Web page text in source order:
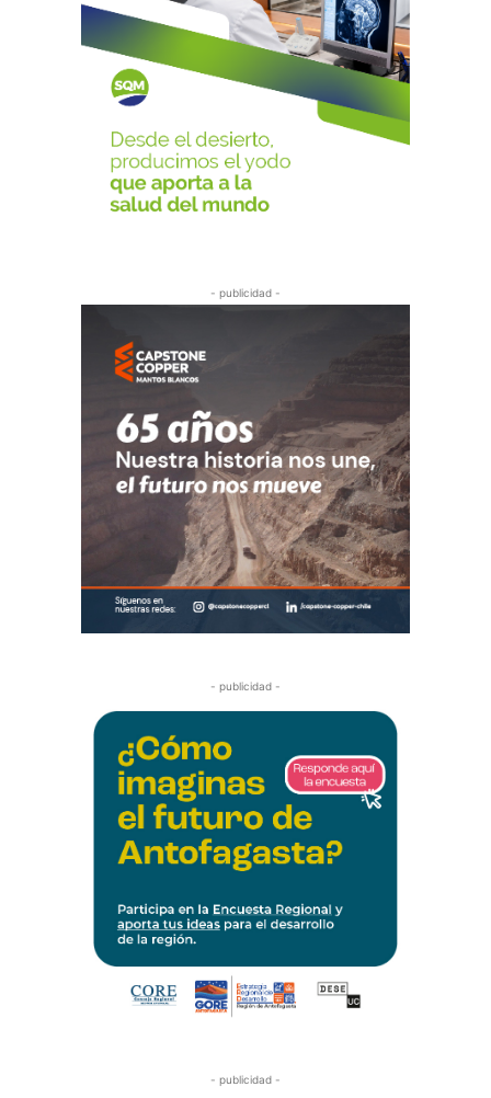
- publicidad -
- publicidad -
- publicidad -